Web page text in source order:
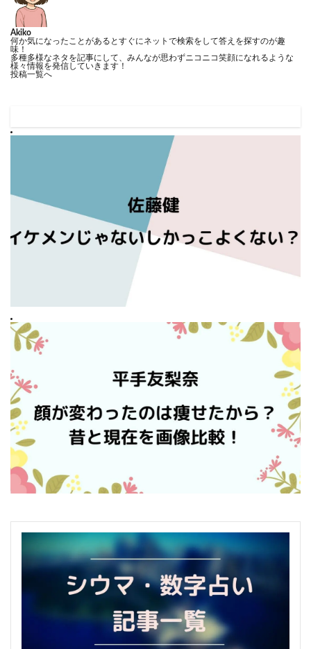
Akiko
何か気になったことがあるとすぐにネットで検索をして答えを探すのが趣
味！
多種多様なネタを記事にして、みんなが思わずニコニコ笑顔になれるような
様々情報を発信していきます！
投稿一覧へ
佐藤健はイケメンじゃないしかっこよくないのは本当？口コミや
Next
平手友梨奈の顔が変わったのは痩せたから？昔と現在の変化を画
像比較してみた！